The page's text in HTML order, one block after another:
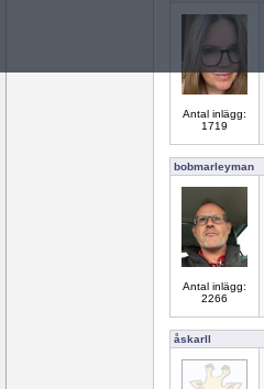
Antal inlägg:
1719
bobmarleyman
Antal inlägg:
2266
åskarll